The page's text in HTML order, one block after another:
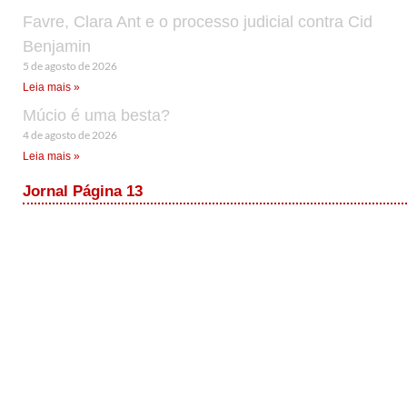
Favre, Clara Ant e o processo judicial contra Cid
Benjamin
5 de agosto de 2026
Leia mais »
Múcio é uma besta?
4 de agosto de 2026
Leia mais »
Jornal Página 13